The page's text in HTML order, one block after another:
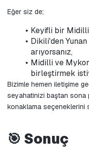
Eğer siz de;
Keyifli bir Midilli
Dikili'den
arıyorsanız,
Midilli ve
birleştirmek
Bizimle hemen iletişime
seyahatinizi baştan sona
konaklama seçeneklerini
🎯 Sonuç